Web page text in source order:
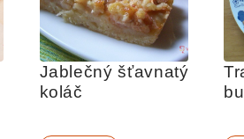
Jablečný šťavnatý
koláč